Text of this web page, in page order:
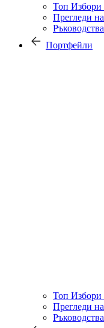
Топ Избори
Прегледи
Портфейли
Топ Избори
Прегледи